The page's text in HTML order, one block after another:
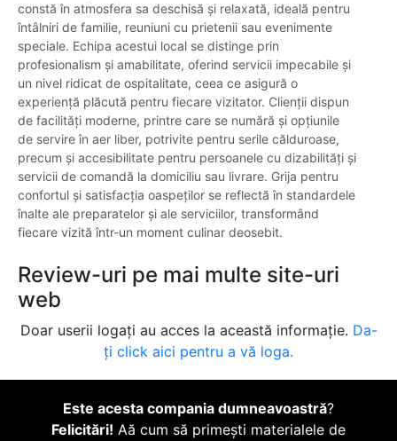
constă în atmosfera sa deschisă și relaxată, ideală pentru
întâlniri de familie, reuniuni cu prietenii sau evenimente
speciale. Echipa acestui local se distinge prin
profesionalism și amabilitate, oferind servicii impecabile și
un nivel ridicat de ospitalitate, ceea ce asigură o
experiență plăcută pentru fiecare vizitator. Clienții dispun
de facilități moderne, printre care se numără și opțiunile
de servire în aer liber, potrivite pentru serile călduroase,
precum și accesibilitate pentru persoanele cu dizabilități și
servicii de comandă la domiciliu sau livrare. Grija pentru
confortul și satisfacția oaspeților se reflectă în standardele
înalte ale preparatelor și ale serviciilor, transformând
fiecare vizită într-un moment culinar deosebit.
Review-uri pe mai multe site-uri
web
Doar userii logați au acces la această informație. Da-
ți click aici pentru a vă loga.
Este acesta compania dumneavoastră?
Felicitări! Aă cum să primești materialele de